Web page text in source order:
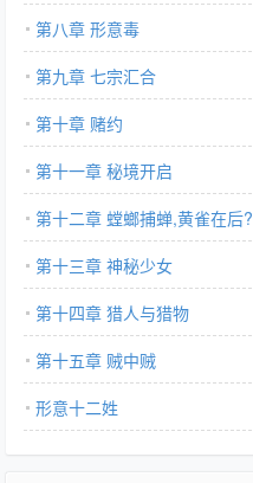
第八章 形意毒
第九章 七宗汇合
第十章 赌约
第十一章 秘境开启
第十二章 螳螂捕蝉,黄雀在后?
第十三章 神秘少女
第十四章 猎人与猎物
第十五章 贼中贼
形意十二姓